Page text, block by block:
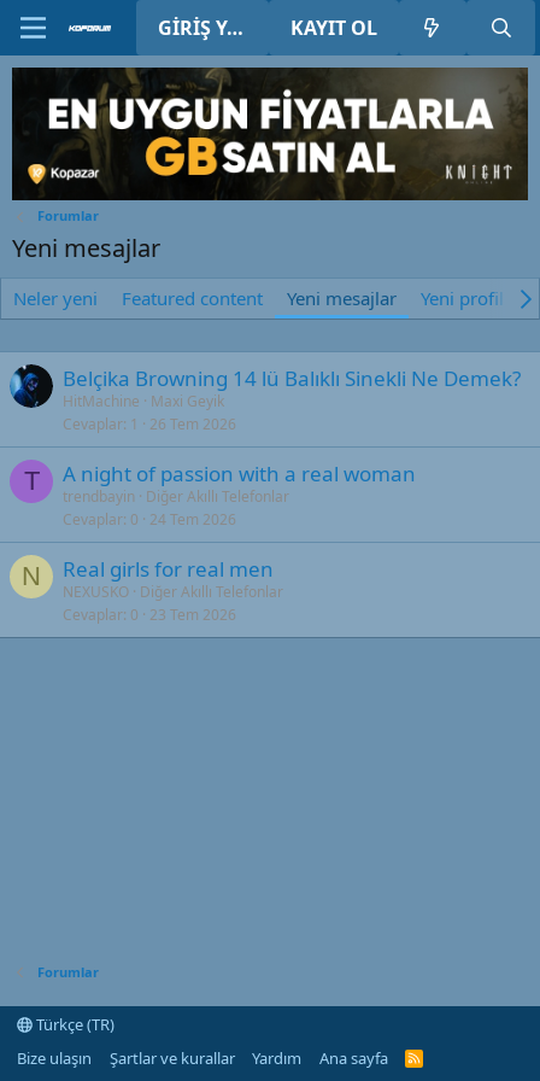
GIRIŞ YAP KAYIT OL
Forumlar
Yeni mesajlar
Neler yeni Featured content Yeni mesajlar Yeni profil
Belçika Browning 14 lü Balıklı Sinekli Ne Demek?
HitMachine
Maxi Geyik
Cevaplar 1 26 Tem 2026
T A night of passion with a real woman
trendbayin
Diğer Akıllı Telefonlar
Cevaplar 0 24 Tem 2026
N Real girls for real men
NEXUSKO Diğer Akıllı Telefonlar
Cevaplar 0 23 Tem 2026
Forumlar
Türkçe (TR)
Bize ulaşın
Şartlar ve kurallar Yardım Ana sayfa
R